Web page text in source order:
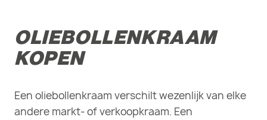
OLIEBOLLENKRAAM
KOPEN
Een oliebollenkraam verschilt wezenlijk van elke
andere markt- of verkoopkraam. Een